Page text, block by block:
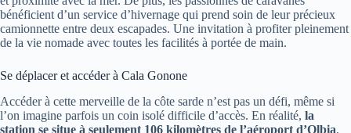
bénéficient d’un service d’hivernage qui prend soin de leur précieux
camionnette entre deux escapades. Une invitation à profiter pleinement
de la vie nomade avec toutes les facilités à portée de main.
Se déplacer et accéder à Cala Gonone
Accéder à cette merveille de la côte sarde n’est pas un défi, même si
l’on imagine parfois un coin isolé difficile d’accès. En réalité, la
station se situe à seulement 106 kilomètres de l’aéroport d’Olbia,